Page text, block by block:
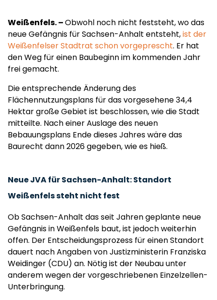
Weißenfels. –Obwohl noch nicht feststeht, wo das
neue Gefängnis für Sachsen-Anhalt entsteht,ist der
Weißenfelser Stadtrat schon vorgeprescht. Er hat
den Weg für einen Baubeginn im kommenden Jahr
frei gemacht.
Die entsprechende Änderung des
Flächennutzungsplans für das vorgesehene 34,4
Hektar große Gebiet ist beschlossen, wie die Stadt
mitteilte. Nach einer Auslage des neuen
Bebauungsplans Ende dieses Jahres wäre das
Baurecht dann 2026 gegeben, wie es hieß.
Neue JVA für Sachsen-Anhalt: Standort
Weißenfels steht nicht fest
Ob Sachsen-Anhalt das seit Jahren geplante neue
Gefängnis in Weißenfels baut, ist jedoch weiterhin
offen. Der Entscheidungsprozess für einen Standort
dauert nach Angaben von Justizministerin Franziska
Weidinger (CDU) an. Nötig ist der Neubau unter
anderem wegen der vorgeschriebenen Einzelzellen-
Unterbringung.